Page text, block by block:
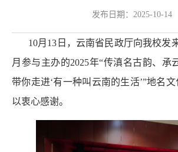
发布日期：2025-10-14
10月 13 日，云南省民政厅向我校发
月参与主办的2025年“传滇名古韵、承
带你走进‘有一种叫云南的生活’”地名
以衷心感谢。